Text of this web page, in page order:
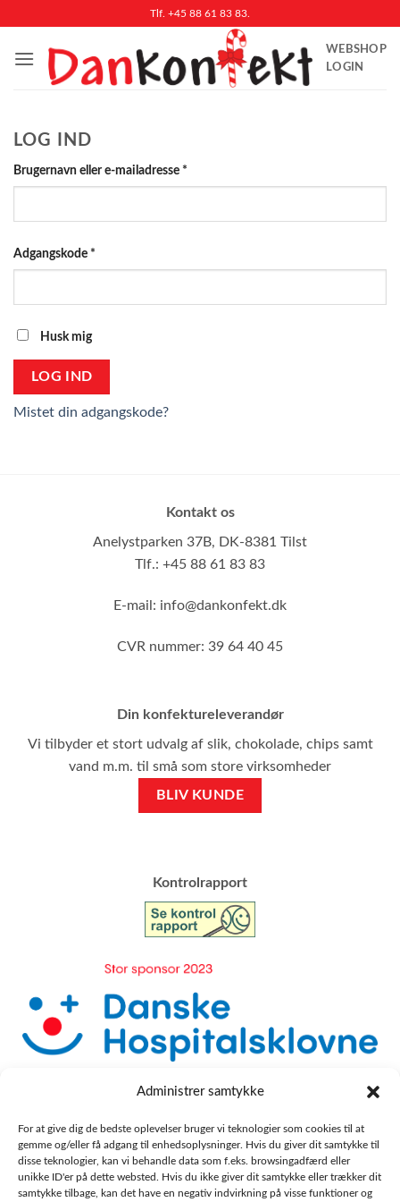
Administrer samtykke
For at give dig de bedste oplevelser bruger vi teknologier som cookies til at
gemme og/eller få adgang til enhedsoplysninger. Hvis du giver dit samtykke til
disse teknologier, kan vi behandle data som f.eks. browsingadfærd eller
unikke ID'er på dette websted. Hvis du ikke giver dit samtykke eller trækker dit
samtykke tilbage, kan det have en negativ indvirkning på visse funktioner og
indhold
Tlf. +45 88 61 83 83.
WEBSHOP
LOGIN
LOG IND
Brugernavn eller e-mailadresse *
Adgangskode *
Husk mig
LOG IND
Mistet din adgangskode?
Kontakt os
Anelystparken 37B, DK-8381 Tilst
Tlf.: +45 88 61 83 83
E-mail: info@dankonfekt.dk
CVR nummer: 39 64 40 45
Din konfektureleverandør
Vi tilbyder et stort udvalg af slik, chokolade, chips samt
vand m.m. til små som store virksomheder
BLIV KUNDE
​Kontrolrapport